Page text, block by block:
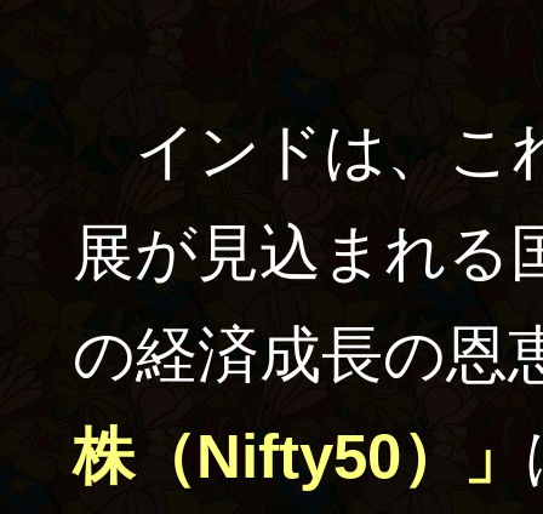
インドは、こ
展が見込まれる
の経済成長の恩
株（Nifty50）」